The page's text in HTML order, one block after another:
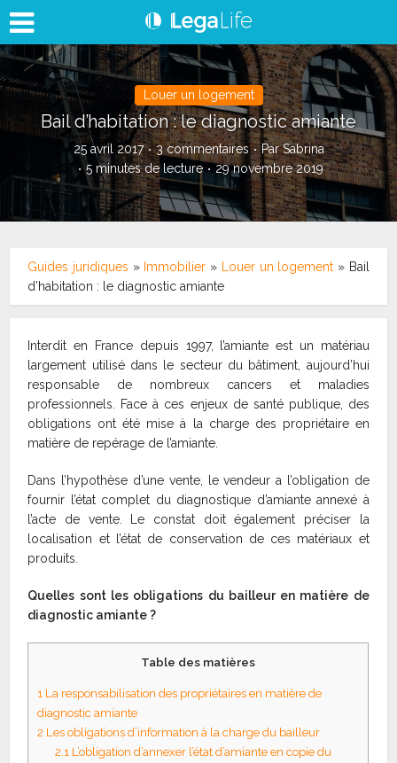
Louer un logement
Bail d’habitation : le diagnostic amiante
25 avril 2017 3 commentaires ParSabrina
5 minutes de lecture
29 novembre 2019
Guides juridiques » Immobilier » Louer un logement » Bail
d’habitation : le diagnostic amiante
Interdit en France depuis 1997, l’amiante est un matériau
largement utilisé dans le secteur du bâtiment, aujourd’hui
responsable de nombreux cancers et maladies
professionnels. Face à ces enjeux de santé publique, des
obligations ont été mise à la charge des propriétaire en
matière de repérage de l’amiante.
Dans l’hypothèse d’une vente, le vendeur a l’obligation de
fournir l’état complet du diagnostique d’amiante annexé à
l’acte de vente. Le constat doit également préciser la
localisation et l’état de conservation de ces matériaux et
produits.
Quelles sont les obligations du bailleur en matière de
diagnostic amiante ?
Table des matières
1 La responsabilisation des propriétaires en matière de
diagnostic amiante
2 Les obligations d’information à la charge du bailleur
2.1 L’obligation d’annexer l’état d’amiante en copie du